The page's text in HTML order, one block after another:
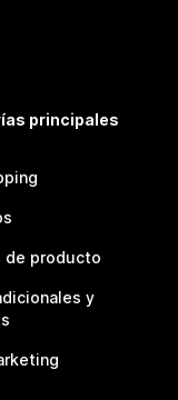
principales
de producto
y